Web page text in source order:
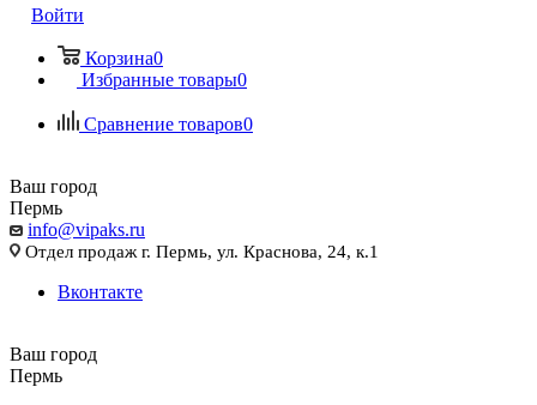
Войти
Корзина0
Избранные товары0
Сравнение товаров0
Ваш город
Пермь
info@vipaks.ru
Отдел продаж г. Пермь, ул. Краснова, 24, к.1
Вконтакте
Ваш город
Пермь